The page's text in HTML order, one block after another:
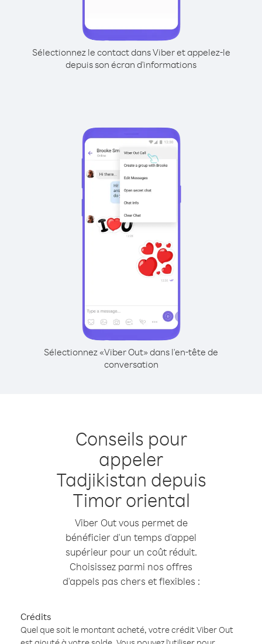
Sélectionnez le contact dans Viber et appelez-le
depuis son écran d'informations
Sélectionnez «Viber Out» dans l'en-tête de
conversation
Conseils pour
appeler
Tadjikistan depuis
Timor oriental
Viber Out vous permet de
bénéficier d'un temps d'appel
supérieur pour un coût réduit.
Choisissez parmi nos offres
d'appels pas chers et flexibles :
Crédits
Quel que soit le montant acheté, votre crédit Viber Out